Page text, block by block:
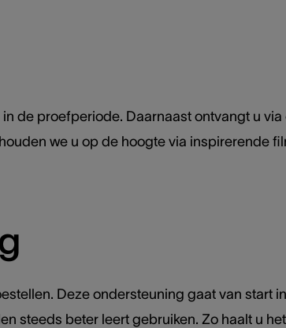
de proefperiode. Daarnaast ontvangt u
we u op de hoogte via inspirerende
Deze ondersteuning gaat van start
steeds beter leert gebruiken. Zo haalt u